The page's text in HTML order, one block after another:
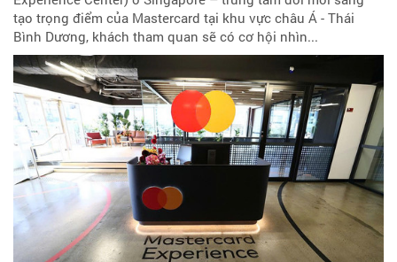
tạo trọng điểm của Mastercard tại khu vực châu Á - Thái
Bình Dương, khách tham quan sẽ có cơ hội nhìn...